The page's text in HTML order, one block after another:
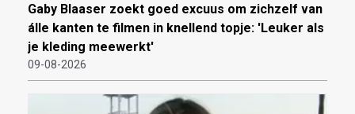
Gaby Blaaser zoekt goed excuus om zichzelf van
álle kanten te filmen in knellend topje: 'Leuker als
je kleding meewerkt'
09-08-2026